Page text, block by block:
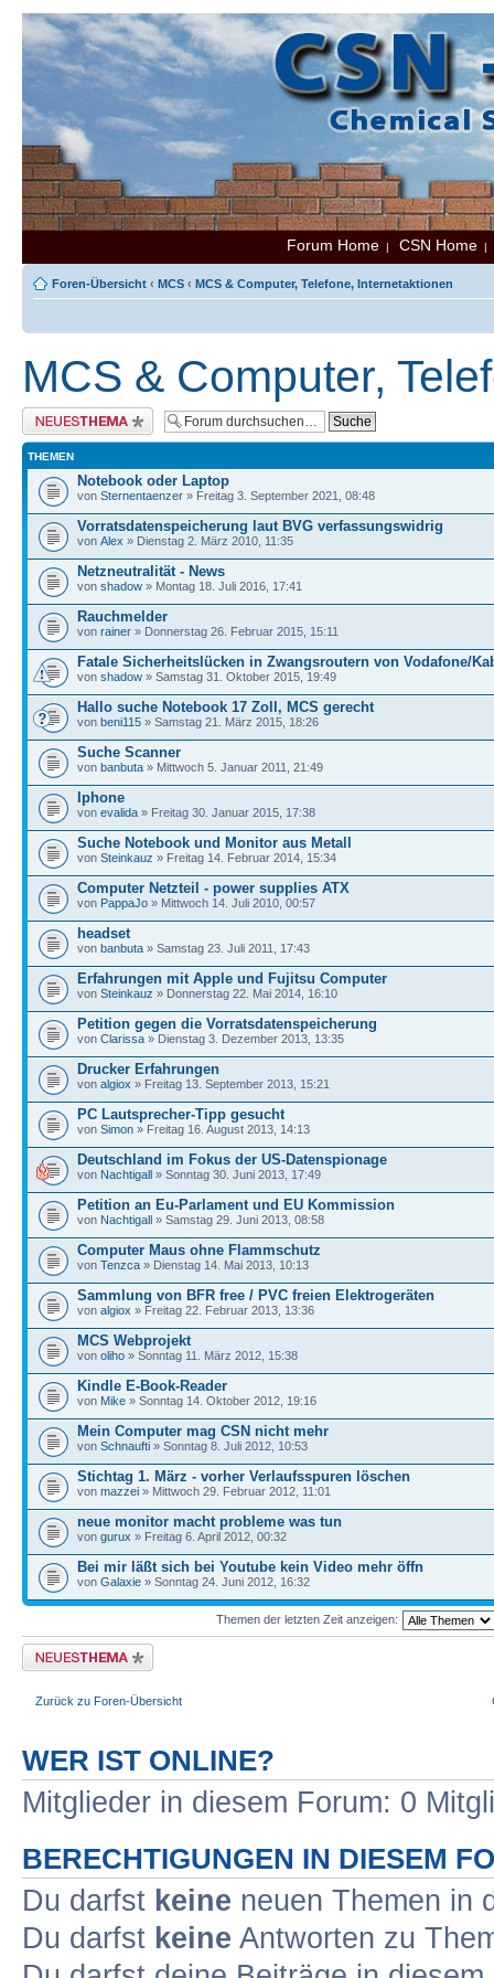
Forum Home | CSN Home
Foren-Übersicht ‹ MCS ‹ MCS & Computer, Telefone, Internetaktionen
MCS & Computer,
Neues Thema erstellen
THEMEN
Notebook oder Laptop
von Sternentaenzer » Freitag 3. September 2021, 08:48
Vorratsdatenspeicherung laut BVG verfassungswidrig
von Alex » Dienstag 2. März 2010, 11:35
Netzneutralität - News
von shadow » Montag 18. Juli 2016, 17:41
Rauchmelder
von rainer » Donnerstag 26. Februar 2015, 15:11
Fatale Sicherheitslücken in Zwangsroutern von Vodafone/
von shadow » Samstag 31. Oktober 2015, 19:49
Hallo suche Notebook 17 Zoll, MCS gerecht
von beni115 » Samstag 21. März 2015, 18:26
Suche Scanner
von banbuta » Mittwoch 5. Januar 2011, 21:49
Iphone
von evalida » Freitag 30. Januar 2015, 17:38
Suche Notebook und Monitor aus Metall
von Steinkauz » Freitag 14. Februar 2014, 15:34
Computer Netzteil - power supplies ATX
von PappaJo » Mittwoch 14. Juli 2010, 00:57
headset
von banbuta » Samstag 23. Juli 2011, 17:43
Erfahrungen mit Apple und Fujitsu Computer
von Steinkauz » Donnerstag 22. Mai 2014, 16:10
Petition gegen die Vorratsdatenspeicherung
von Clarissa » Dienstag 3. Dezember 2013, 13:35
Drucker Erfahrungen
von algiox » Freitag 13. September 2013, 15:21
PC Lautsprecher-Tipp gesucht
von Simon » Freitag 16. August 2013, 14:13
Deutschland im Fokus der US-Datenspionage
von Nachtigall » Sonntag 30. Juni 2013, 17:49
Petition an Eu-Parlament und EU Kommission
von Nachtigall » Samstag 29. Juni 2013, 08:58
Computer Maus ohne Flammschutz
von Tenzca » Dienstag 14. Mai 2013, 10:13
Sammlung von BFR free / PVC freien Elektrogeräten
von algiox » Freitag 22. Februar 2013, 13:36
MCS Webprojekt
von oliho » Sonntag 11. März 2012, 15:38
Kindle E-Book-Reader
von Mike » Sonntag 14. Oktober 2012, 19:16
Mein Computer mag CSN nicht mehr
von Schnaufti » Sonntag 8. Juli 2012, 10:53
Stichtag 1. März - vorher Verlaufsspuren löschen
von mazzei » Mittwoch 29. Februar 2012, 11:01
neue monitor macht probleme was tun
von gurux » Freitag 6. April 2012, 00:32
Bei mir läßt sich bei Youtube kein Video mehr öffn
von Galaxie » Sonntag 24. Juni 2012, 16:32
Themen der letzten Zeit anzeigen:
Neues Thema erstellen
Zurück zu Foren-Übersicht
WER IST ONLINE?
Mitglieder in diesem Forum: 0
BERECHTIGUNGEN IN DIESEM
Du darfst keine neuen Themen in
Du darfst keine Antworten zu